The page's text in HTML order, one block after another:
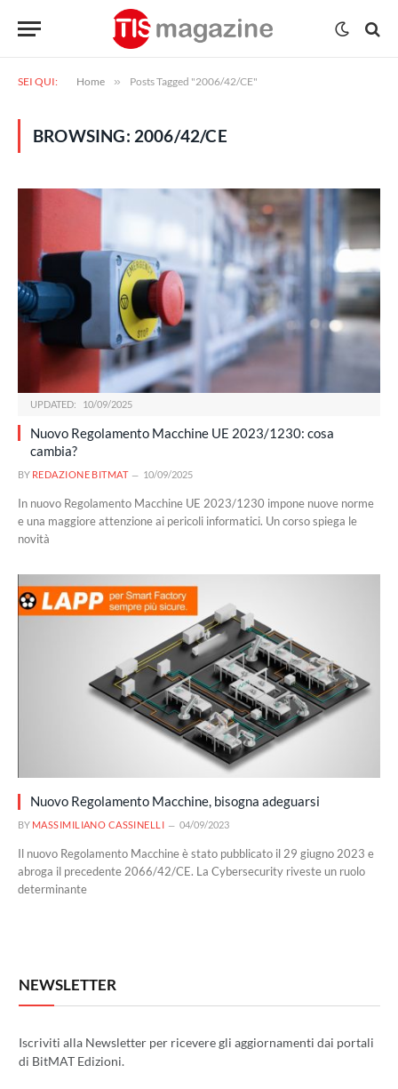
SEI QUI: Home » Posts Tagged "2006/42/CE"
BROWSING: 2006/42/CE
UPDATED: 10/09/2025
Nuovo Regolamento Macchine UE 2023/1230: cosa
cambia?
BY REDAZIONE BITMAT 10/09/2025
In nuovo Regolamento Macchine UE 2023/1230 impone nuove norme
e una maggiore attenzione ai pericoli informatici. Un corso spiega le
novità
Nuovo Regolamento Macchine, bisogna adeguarsi
BY MASSIMILIANO CASSINELLI 04/09/2023
Il nuovo Regolamento Macchine è stato pubblicato il 29 giugno 2023 e
abroga il precedente 2066/42/CE. La Cybersecurity riveste un ruolo
determinante
NEWSLETTER
Iscriviti alla Newsletter per ricevere gli aggiornamenti dai portali
di BitMAT Edizioni.